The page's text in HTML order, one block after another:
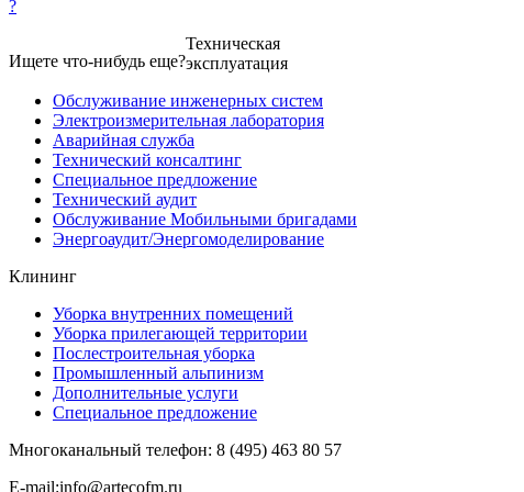
?
Ищете что-нибудь еще?
Техническая
эксплуатация
Обслуживание инженерных систем
Электроизмерительная лаборатория
Аварийная служба
Технический консалтинг
Специальное предложение
Технический аудит
Обслуживание Мобильными бригадами
Энергоаудит/Энергомоделирование
Клининг
Уборка внутренних помещений
Уборка прилегающей территории
Послестроительная уборка
Промышленный альпинизм
Дополнительные услуги
Специальное предложение
Многоканальный телефон: 8 (495) 463 80 57
E-​mail:info@artecofm.ru